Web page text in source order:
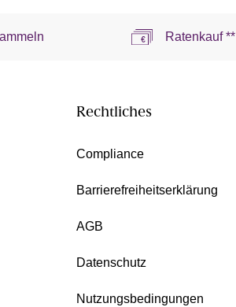
Ratenkauf **
Rechtliches
Compliance
Barrierefreiheitserklärung
AGB
Datenschutz
Nutzungsbedingungen